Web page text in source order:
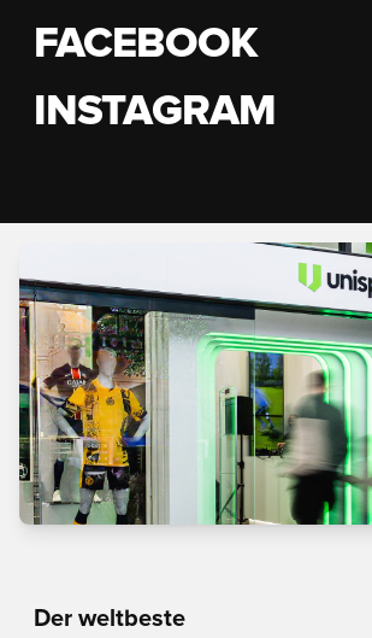
FACEBOOK
INSTAGRAM
Der weltbeste